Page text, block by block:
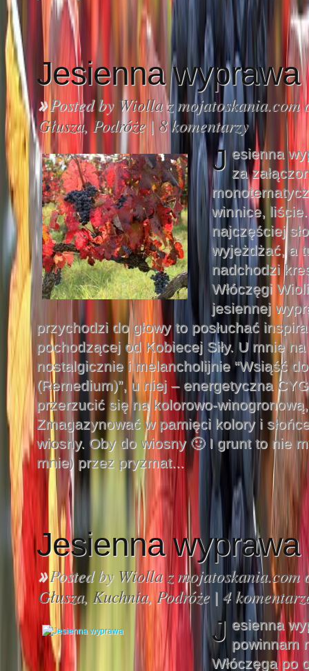
Jesienna wyprawa
»Posted by Wiolla z mojatoskania.com
Głusza,Podróże| 8 komentarzy
J esienna
za
winnice,
najczęściej
wyjeżdżać, a
nadchodzi
Włóczęgi
jesiennej
przychodzi do głowy to posłuchać
pochodzącej od Kobiecej Siły. U mnie
nostalgicznie i melancholijnie “Wsiąść
(Remedium)”, u niej – energetyczna
przerzucić się na kolorowo-
Zmagazynować w pamięci kolory i
wiosny. Oby do wiosny 🙂 I grunt to nie
mnie) przez pryzmat...
Jesienna wyprawa
»Posted by Wiolla z mojatoskania.com
Głusza,Kuchnia,Podróże | 4
J esienna
powinnam
Włóczęga po